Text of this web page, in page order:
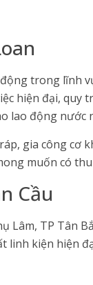
trong lĩnh
hiện đại, quy
lao động nước
gia công cơ
muốn có
Cầu
Lâm, TP Tân
linh kiện hiện